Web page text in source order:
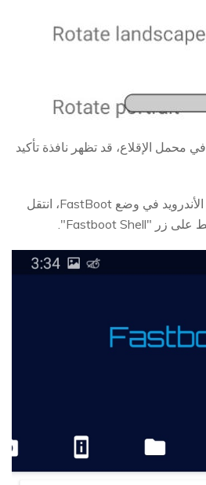
في محمل الإقلاع، قد تظهر نافذة تأكيد
بعد أن يبدأ جهاز الأندرويد في وضع FastBoot، انتقل